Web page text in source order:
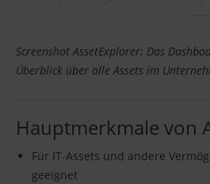
Screenshot AssetExplorer: Das
Überblick über alle Assets im
Hauptmerkmale von
Für IT-Assets und andere
geeignet